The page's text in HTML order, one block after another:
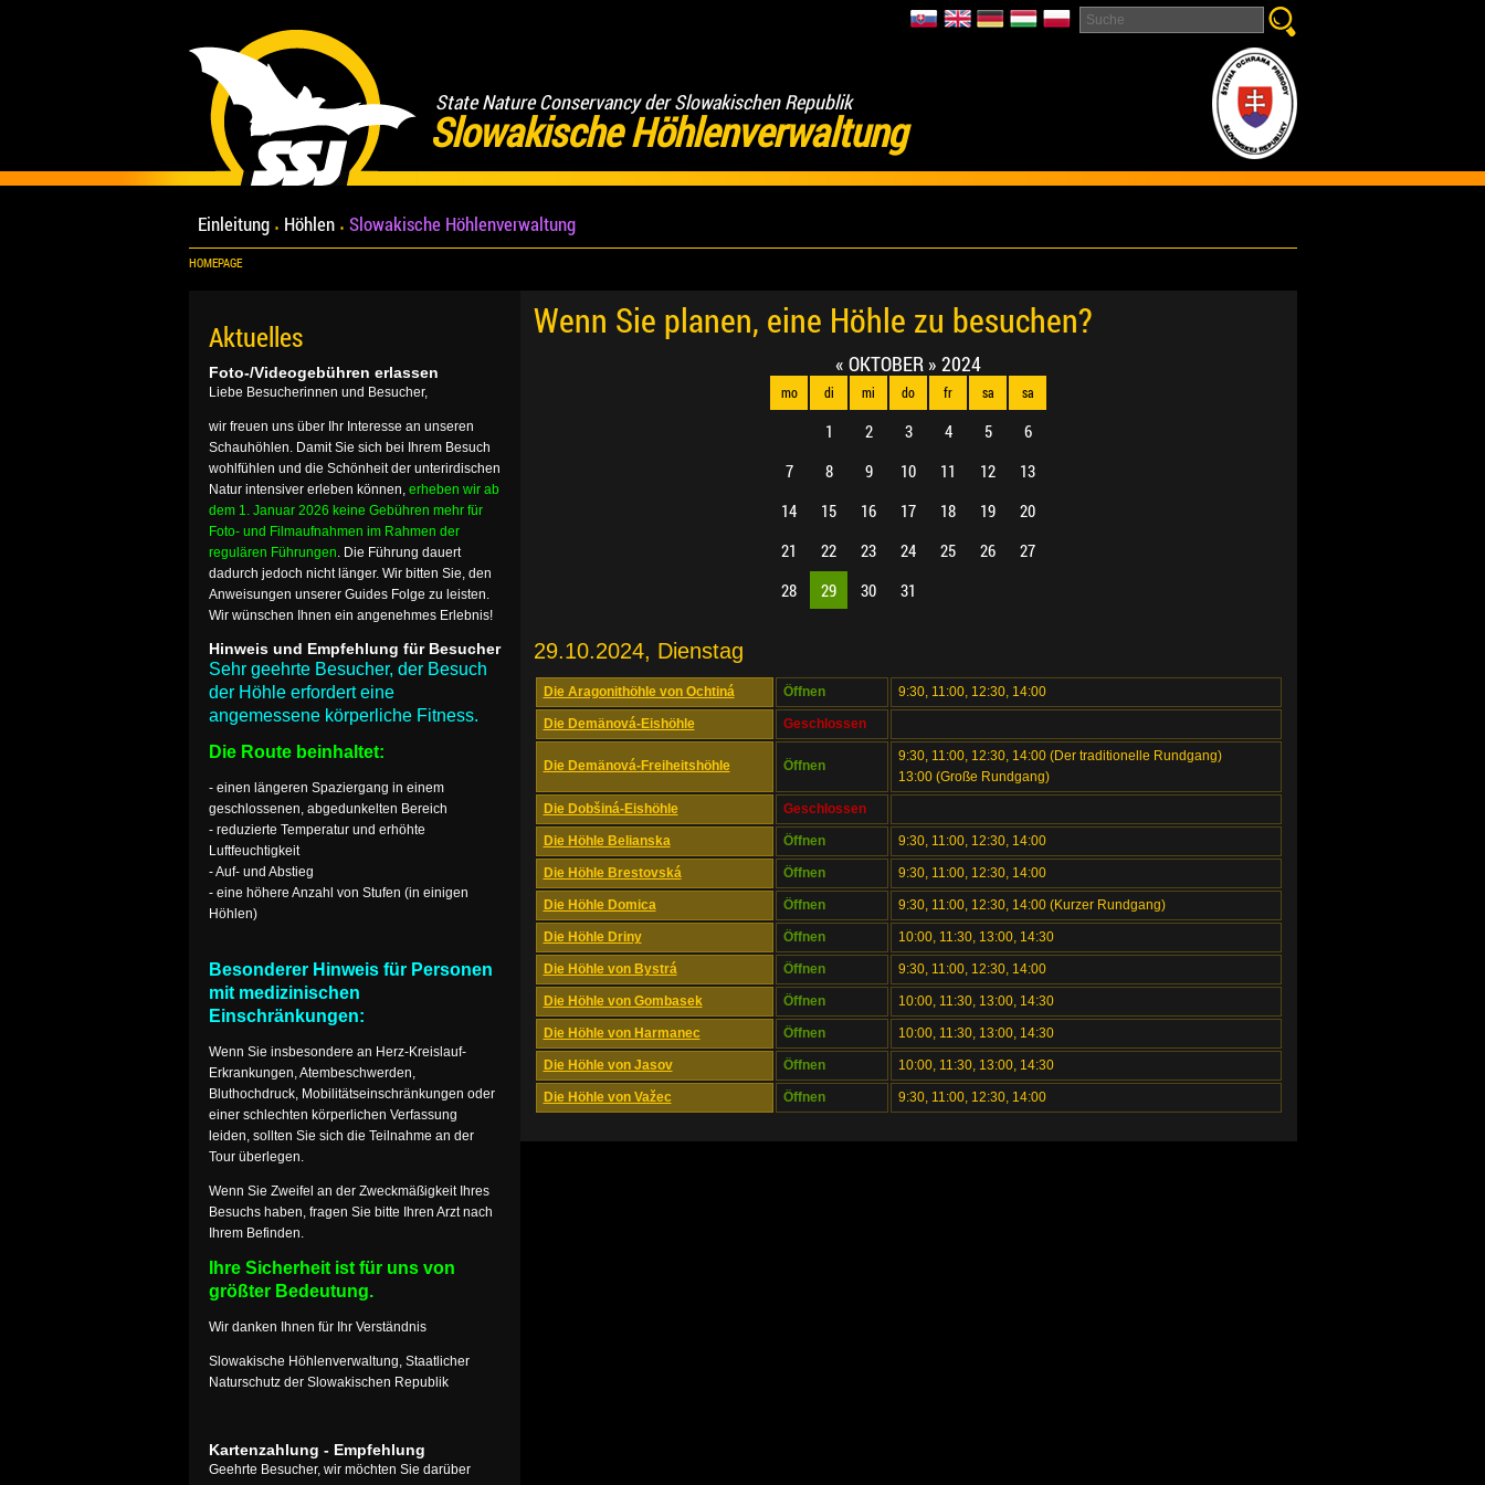
State Nature Conservancy der Slowakischen Republik
Slowakische Höhlenverwaltung
Einleitung Höhlen Slowakische Höhlenverwaltung
HOMEPAGE
Wenn Sie planen, eine Höhle zu besuchen?
« OKTOBER » 2024
mo di mi do fr sa sa
1 2 3 4 5
6
7
8 9 10 11 12
13
14
15 16 17 18 19
20
21
22 23 24 25 26
27
28
29 30 31
29.10.2024, Dienstag
Die Aragonithöhle von Ochtiná Öffnen 9:30, 11:00, 12:30, 14:00
Die Demänová-Eishöhle Geschlossen
Die Demänová-Freiheitshöhle Öffnen
9:30, 11:00, 12:30, 14:00 (Der traditionelle Rundgang)
13:00 (Große Rundgang)
Die Dobšiná-Eishöhle Geschlossen
Die Höhle Belianska Öffnen 9:30, 11:00, 12:30, 14:00
Die Höhle Brestovská Öffnen 9:30, 11:00, 12:30, 14:00
Die Höhle Domica Öffnen 9:30, 11:00, 12:30, 14:00 (Kurzer Rundgang)
Die Höhle Driny Öffnen 10:00, 11:30, 13:00, 14:30
Die Höhle von Bystrá Öffnen 9:30, 11:00, 12:30, 14:00
Die Höhle von Gombasek Öffnen 10:00, 11:30, 13:00, 14:30
Die Höhle von Harmanec Öffnen 10:00, 11:30, 13:00, 14:30
Die Höhle von Jasov Öffnen 10:00, 11:30, 13:00, 14:30
Die Höhle von Važec Öffnen 9:30, 11:00, 12:30, 14:00
Aktuelles
Foto-/Videogebühren erlassen
Liebe Besucherinnen und Besucher,
wir freuen uns über Ihr Interesse an unseren
Schauhöhlen. Damit Sie sich bei Ihrem Besuch
wohlfühlen und die Schönheit der unterirdischen
Natur intensiver erleben können, erheben wir ab
dem 1. Januar 2026 keine Gebühren mehr für
Foto- und Filmaufnahmen im Rahmen der
regulären Führungen. Die Führung dauert
dadurch jedoch nicht länger. Wir bitten Sie, den
Anweisungen unserer Guides Folge zu leisten.
Wir wünschen Ihnen ein angenehmes Erlebnis!
Hinweis und Empfehlung für Besucher
Sehr geehrte Besucher, der Besuch
der Höhle erfordert eine
angemessene körperliche Fitness.
Die Route beinhaltet:
- einen längeren Spaziergang in einem
geschlossenen, abgedunkelten Bereich
- reduzierte Temperatur und erhöhte
Luftfeuchtigkeit
- Auf- und Abstieg
- eine höhere Anzahl von Stufen (in einigen
Höhlen)
Besonderer Hinweis für Personen
mit medizinischen
Einschränkungen:
Wenn Sie insbesondere an Herz-Kreislauf-
Erkrankungen, Atembeschwerden,
Bluthochdruck, Mobilitätseinschränkungen oder
einer schlechten körperlichen Verfassung
leiden, sollten Sie sich die Teilnahme an der
Tour überlegen.
Wenn Sie Zweifel an der Zweckmäßigkeit Ihres
Besuchs haben, fragen Sie bitte Ihren Arzt nach
Ihrem Befinden.
Ihre Sicherheit ist für uns von
größter Bedeutung.
Wir danken Ihnen für Ihr Verständnis
Slowakische Höhlenverwaltung, Staatlicher
Naturschutz der Slowakischen Republik
Kartenzahlung - Empfehlung
Geehrte Besucher, wir möchten Sie darüber